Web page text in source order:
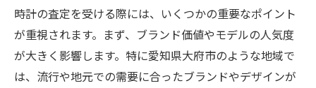
時計の査定を受ける際には、いくつかの重要なポイント
が重視されます。まず、ブランド価値やモデルの人気度
が大きく影響します。特に愛知県大府市のような地域で
は、流行や地元での需要に合ったブランドやデザインが